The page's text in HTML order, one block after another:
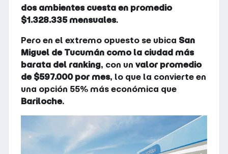
dos ambientes cuesta en promedio
$1.328.335 mensuales.
Pero en el extremo opuesto se ubica San
Miguel de Tucumán como la ciudad más
barata del ranking, con un valor promedio
de $597.000 por mes, lo que la convierte en
una opción 55% más económica que
Bariloche.